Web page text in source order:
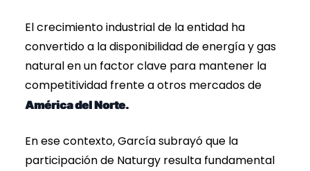
El crecimiento industrial de la entidad ha
convertido a la disponibilidad de energía y gas
natural en un factor clave para mantener la
competitividad frente a otros mercados de
América del Norte.
En ese contexto, García subrayó que la
participación de Naturgy resulta fundamental